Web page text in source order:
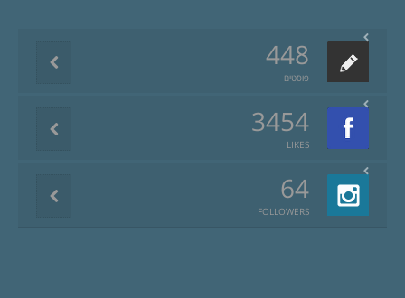
448
פוסטים
3454
LIKES
64
FOLLOWERS